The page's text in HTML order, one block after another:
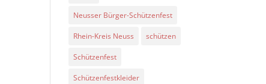
Neusser Bürger-Schützenfest
Rhein-Kreis Neuss schützen
Schützenfest
Schützenfestkleider